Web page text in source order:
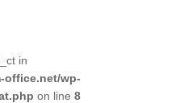
in
office.net/wp-
on line8